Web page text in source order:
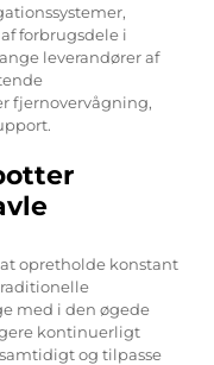
forbrugsdele i
leverandører af
fjernovervågning,
opretholde konstant
med i den øgede
kontinuerligt
og tilpasse